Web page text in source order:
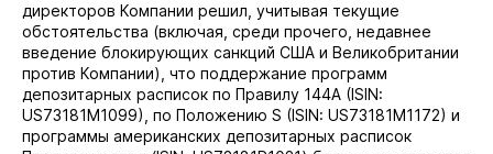
директоров Компании решил, учитывая текущие
обстоятельства (включая, среди прочего, недавнее
введение блокирующих санкций США и Великобритании
против Компании), что поддержание программ
депозитарных расписок по Правилу 144A (ISIN:
US73181M1099), по Положению S (ISIN: US73181M1172) и
программы американских депозитарных расписок